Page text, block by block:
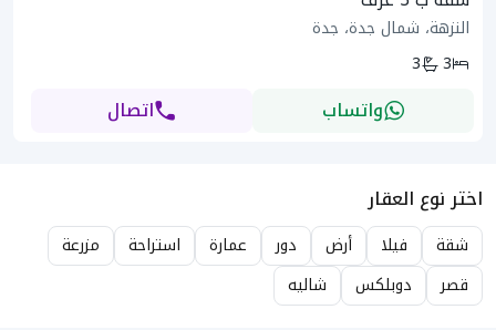
النزهة، شمال جدة، جدة
3
3
واتساب اتصال
اختر نوع العقار
شقة فيلا أرض دور عمارة استراحة
مزرعة
قصر
دوبلكس شاليه